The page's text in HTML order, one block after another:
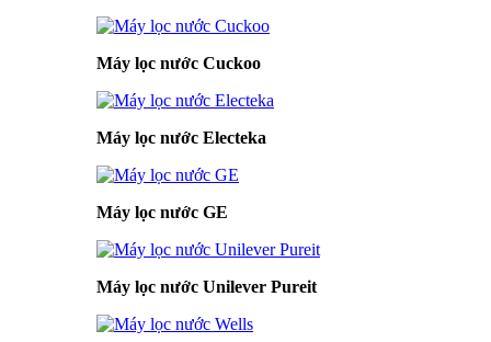
Máy lọc nước Cuckoo
Máy lọc nước Electeka
Máy lọc nước GE
Máy lọc nước Unilever Pureit